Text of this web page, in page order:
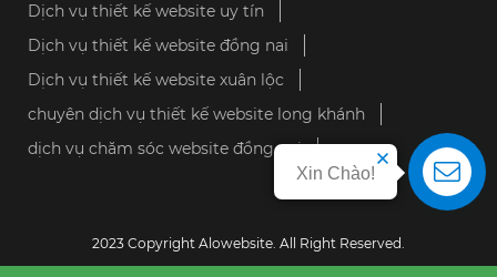
Dịch vụ thiết kế website uy tín
Dịch vụ thiết kế website đồng nai
Dịch vụ thiết kế website xuân lộc
chuyên dịch vụ thiết kế website long khánh
dịch vụ chăm sóc website đồng nai
2023 Copyright Alowebsite. All Right Reserved.
Xin Chào!